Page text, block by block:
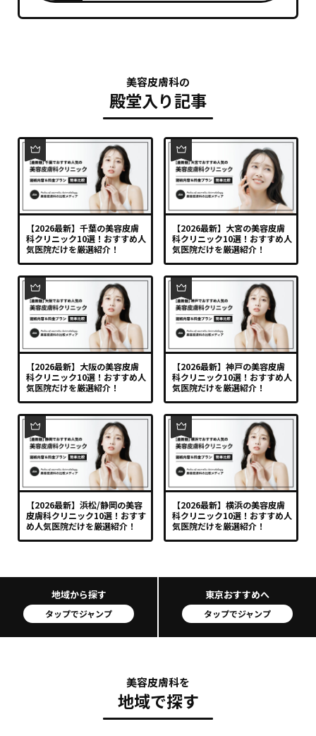
美容皮膚科の
殿堂入り記事
【2026最新】千葉の美容皮膚
科クリニック10選！おすすめ人
気医院だけを厳選紹介！
【2026最新】大宮の美容皮膚
科クリニック10選！おすすめ人
気医院だけを厳選紹介！
【2026最新】大阪の美容皮膚
科クリニック10選！おすすめ人
気医院だけを厳選紹介！
【2026最新】神戸の美容皮膚
科クリニック10選！おすすめ人
気医院だけを厳選紹介！
【2026最新】浜松/静岡の美容
皮膚科クリニック10選！おすす
め人気医院だけを厳選紹介！
【2026最新】横浜の美容皮膚
科クリニック10選！おすすめ人
気医院だけを厳選紹介！
地域から探す
タップでジャンプ
東京おすすめへ
タップでジャンプ
美容皮膚科を
地域で探す